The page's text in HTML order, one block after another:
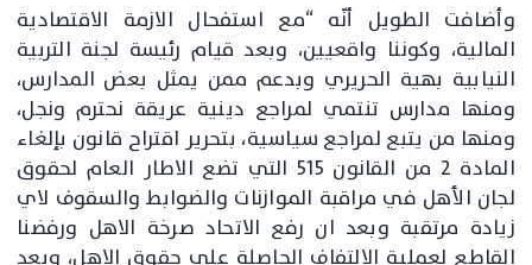
وأضافت الطويل أنّه “مع استفحال الازمة الاقتصادية
المالية، وكوننا واقعيين، وبعد قيام رئيسة لجنة التربية
النيابية بهية الحريري وبدعم ممن يمثل بعض المدارس،
ومنها مدارس تنتمي لمراجع دينية عريقة نحترم ونجل،
ومنها من يتبع لمراجع سياسية، بتحرير اقتراح قانون بإلغاء
المادة 2 من القانون 515 التي تضع الاطار العام لحقوق
لجان الأهل في مراقبة الموازنات والضوابط والسقوف لاي
زيادة مرتقبة وبعد ان رفع الاتحاد صرخة الاهل ورفضنا
القاطع لعملية الالتفاف الحاصلة على حقوق الاهل، وبعد